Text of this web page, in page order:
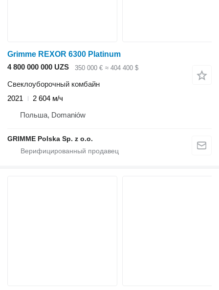
Grimme REXOR 6300 Platinum
4 800 000 000 UZS
350 000 € ≈ 404 400 $
Свеклоуборочный комбайн
2021
2 604 м/ч
Польша, Domaniów
GRIMME Polska Sp. z o.o.